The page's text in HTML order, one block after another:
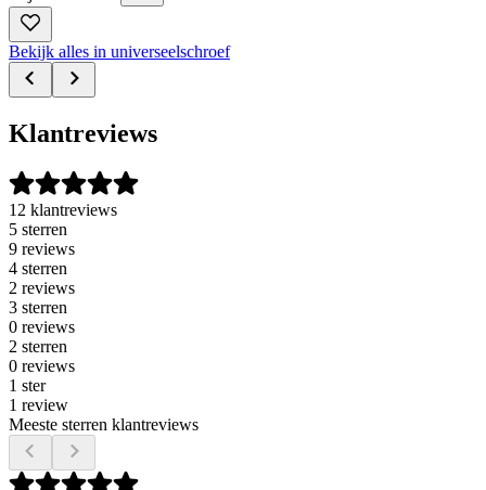
Bekijk alles in universeelschroef
Klantreviews
12 klantreviews
5 sterren
9 reviews
4 sterren
2 reviews
3 sterren
0 reviews
2 sterren
0 reviews
1 ster
1 review
Meeste sterren klantreviews